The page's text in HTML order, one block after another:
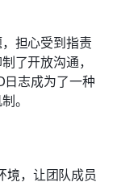
担心受到指责
了开放沟通，
日志成为了一种
。
境，让团队成员